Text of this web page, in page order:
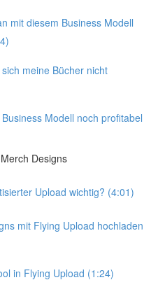
mit diesem Business Modell
meine Bücher nicht
Modell noch profitabel
Designs
Upload wichtig? (4:01)
mit Flying Upload hochladen
in Flying Upload (1:24)